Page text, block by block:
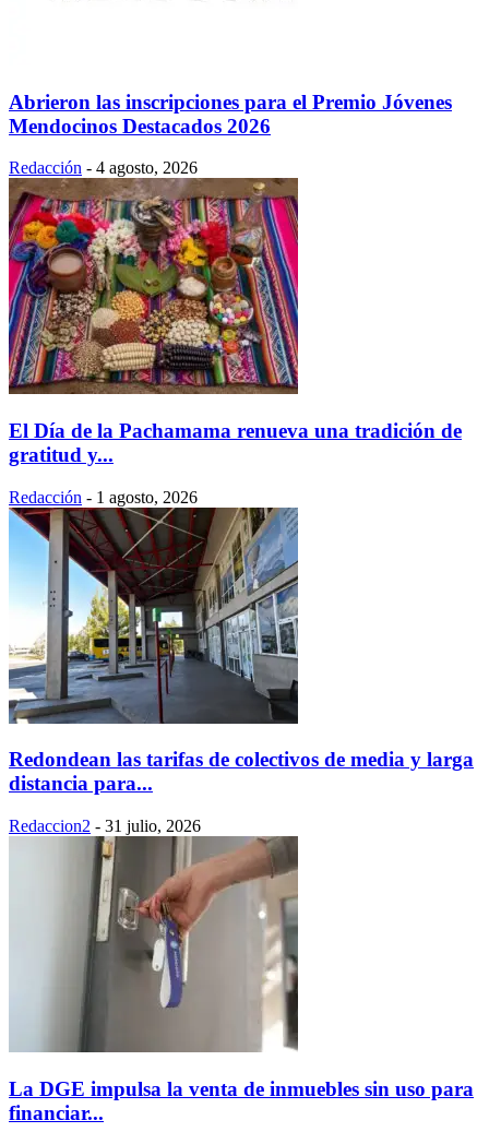
Abrieron las inscripciones para el Premio Jóvenes
Mendocinos Destacados 2026
Redacción - 4 agosto, 2026
El Día de la Pachamama renueva una tradición de
gratitud y...
Redacción - 1 agosto, 2026
Redondean las tarifas de colectivos de media y larga
distancia para...
Redaccion2 - 31 julio, 2026
La DGE impulsa la venta de inmuebles sin uso para
financiar...